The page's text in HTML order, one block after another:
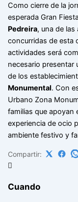
Como cierre de la
esperada Gran
Pedreira, una de las
concurridas de esta
actividades será
necesario presentar
de los
Monumental. Con
Urbano Zona
familias que apoyan
experiencia de ocio
ambiente festivo y
Compartir:
Cuando